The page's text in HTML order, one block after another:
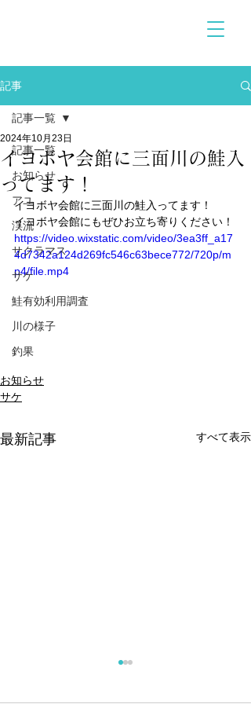
記事
記事一覧
お知らせ
アユ
渓流
サクラマス
サケ
鮭有効利用調査
川の様子
釣果
記事一覧
イヨボヤ会館に三面川の鮭入
ってます！
2024年10月23日
イヨボヤ会館に三面川の鮭入ってます！
イヨボヤ会館にもぜひお立ち寄りください！
https://video.wixstatic.com/video/3ea3ff_a17
4d7342a124d269fc546c63bece772/720p/m
p4/file.mp4
お知らせ
サケ
最新記事 すべて表示